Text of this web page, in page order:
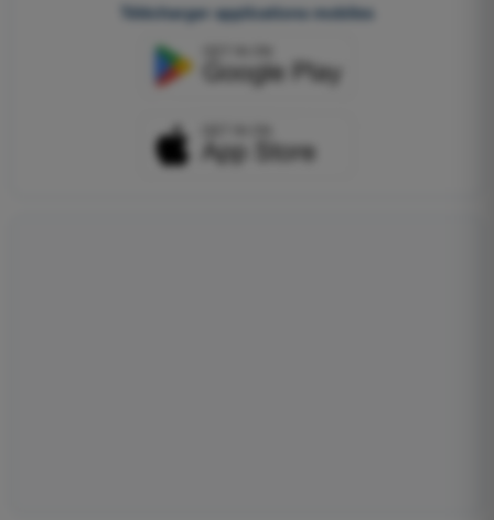
Télécharger applications mobiles